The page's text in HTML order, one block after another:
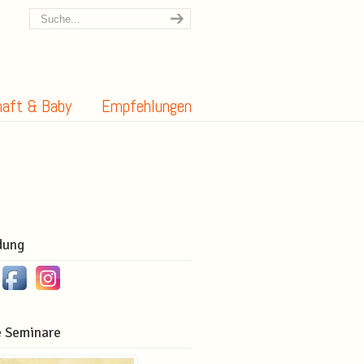
& Baby Empfehlungen
Seminare